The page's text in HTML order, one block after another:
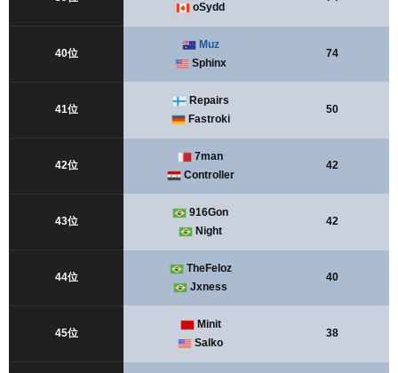
oSydd
40位
Muz
Sphinx
74
41位
Repairs
Fastroki
50
42位
7man
Controller
42
43位
916Gon
Night
42
44位
TheFeloz
Jxness
40
45位
Minit
Salko
38